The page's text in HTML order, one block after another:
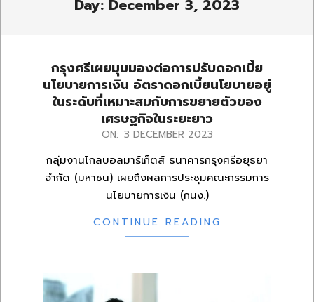
Day: December 3, 2023
กรุงศรีเผยมุมมองต่อการปรับดอกเบี้ย
นโยบายการเงิน อัตราดอกเบี้ยนโยบายอยู่
ในระดับที่เหมาะสมกับการขยายตัวของ
เศรษฐกิจในระยะยาว
03
ON: 3 DECEMBER 2023
กลุ่มงานโกลบอลมาร์เก็ตส์ ธนาคารกรุงศรีอยุธยา
จำกัด (มหาชน) เผยถึงผลการประชุมคณะกรรมการ
นโยบายการเงิน (กนง.)
CONTINUE READING